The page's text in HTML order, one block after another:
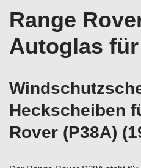
Inhalt
Range
Autoglas
Heckscheiben
Rover (P38A)